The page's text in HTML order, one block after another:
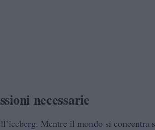
necessarie
Mentre il mondo si concentra